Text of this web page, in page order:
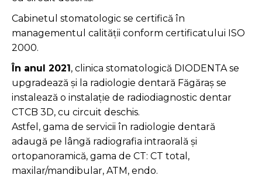
Cabinetul stomatologic se certifică în
managementul calității conform certificatului ISO
2000.
În anul 2021, clinica stomatologică DIODENTA se
upgradează și la radiologie dentară Făgăraș se
instalează o instalație de radiodiagnostic dentar
CTCB 3D, cu circuit deschis.
Astfel, gama de servicii în radiologie dentară
adaugă pe lângă radiografia intraorală și
ortopanoramică, gama de CT: CT total,
maxilar/mandibular, ATM, endo.